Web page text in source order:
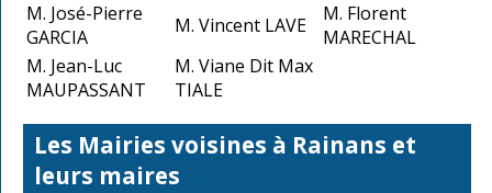
M. José-Pierre
GARCIA
M. Vincent LAVE
M. Florent
MARECHAL
M. Jean-Luc
MAUPASSANT
M. Viane Dit Max
TIALE
Les Mairies voisines à Rainans et
leurs maires